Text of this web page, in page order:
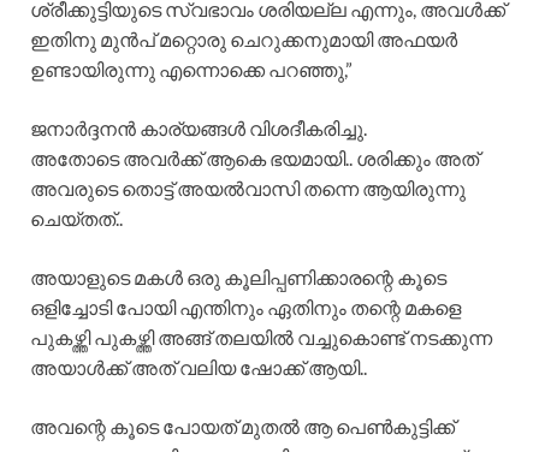
ശ്രീക്കുട്ടിയുടെ സ്വഭാവം ശരിയല്ല എന്നും, അവൾക്ക്
ഇതിനു മുൻപ് മറ്റൊരു ചെറുക്കനുമായി അഫയർ
ഉണ്ടായിരുന്നു എന്നൊക്കെ പറഞ്ഞു,”
ജനാർദ്ദനൻ കാര്യങ്ങൾ വിശദീകരിച്ചു.
​അതോടെ അവർക്ക് ആകെ ഭയമായി.. ശരിക്കും അത്
അവരുടെ തൊട്ട് അയൽവാസി തന്നെ ആയിരുന്നു
ചെയ്തത്..
അയാളുടെ മകൾ ഒരു കൂലിപ്പണിക്കാരന്റെ കൂടെ
ഒളിച്ചോടി പോയി എന്തിനും ഏതിനും തന്റെ മകളെ
പുകഴ്ത്തി പുകഴ്ത്തി അങ്ങ് തലയിൽ വച്ചുകൊണ്ട് നടക്കുന്ന
അയാൾക്ക് അത് വലിയ ഷോക്ക് ആയി..
അവന്റെ കൂടെ പോയത് മുതൽ ആ പെൺകുട്ടിക്ക്